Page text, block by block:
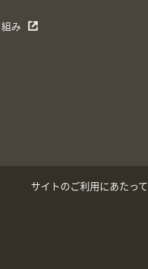
み
サイトのご利用にあたって